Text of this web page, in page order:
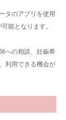
タのアプリを使用
能となります。
への相談、妊娠希
利用できる機会が